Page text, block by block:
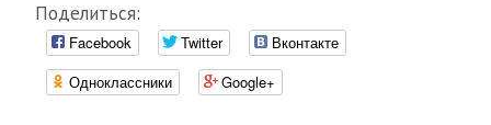
Поделиться:
Facebook Twitter
Вконтакте
Одноклассники
Google+